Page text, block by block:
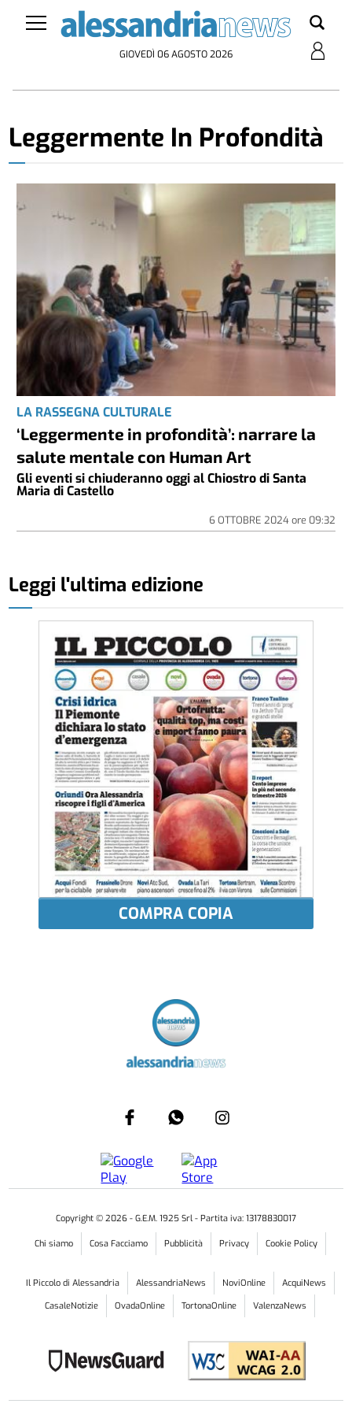
GIOVEDÌ 06 AGOSTO 2026
Leggermente In Profondità
LA RASSEGNA CULTURALE
‘Leggermente in profondità’: narrare la
salute mentale con Human Art
Gli eventi si chiuderanno oggi al Chiostro di Santa
Maria di Castello
6 OTTOBRE 2024ore 09:32
Leggi l'ultima edizione
COMPRA COPIA
Copyright © 2026 - G.E.M. 1925 Srl - Partita iva: 13178830017
Chi siamo Cosa Facciamo Pubblicità Privacy Cookie Policy
Il Piccolo di Alessandria AlessandriaNews NoviOnline
AcquiNews
CasaleNotizie
OvadaOnline TortonaOnline ValenzaNews